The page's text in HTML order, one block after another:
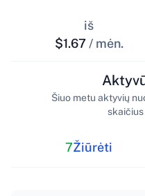
iš
$1.67 / mėn.
7Žiūrėti
Šiuo metu aktyvių